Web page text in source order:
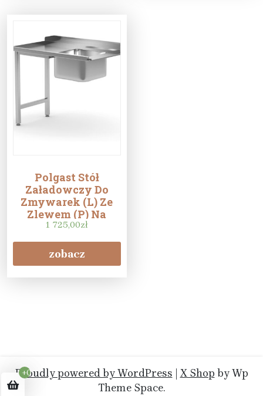
Polgast Stół
Załadowczy Do
Zmywarek (L) Ze
Zlewem (P) Na
Dwóch Nogach
900X700X850
(240097L)
1 725,00zł
zobacz
Proudly powered by WordPress X Shop by Wp
Theme Space.
+0